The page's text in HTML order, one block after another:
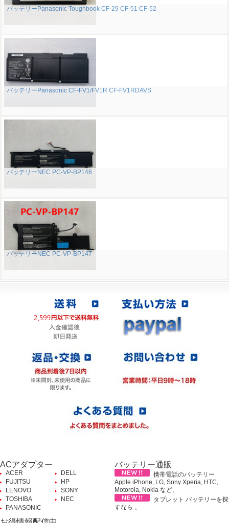
バッテリーPanasonic Toughbook CF-29 CF-51 CF-52
バッテリーPanasonic CF-FV1/FV1R CF-FV1RDAVS
バッテリーNEC PC-VP-BP146
バッテリーNEC PC-VP-BP147
ACアダプター
ACER
DELL
FUJITSU
HP
LENOVO
SONY
TOSHIBA
NEC
PANASONIC
バッテリー通販
携帯電話のバッテリー
Apple iPhone, LG, Sony Xperia, HTC,
Motorola, Nokia など、
タブレット バッテリーを探
すなら 。